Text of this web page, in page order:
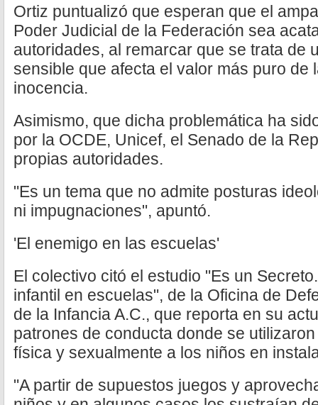
Ortiz puntualizó que esperan que el
Poder Judicial de la Federación sea
autoridades, al remarcar que se trata de
sensible que afecta el valor más puro de
inocencia.
Asimismo, que dicha problemática ha
por la OCDE, Unicef, el Senado de la
propias autoridades.
"Es un tema que no admite posturas
ni impugnaciones", apuntó.
'El enemigo en las escuelas'
El colectivo citó el estudio "Es un
infantil en escuelas", de la Oficina de
de la Infancia A.C., que reporta en su
patrones de conducta donde se
física y sexualmente a los niños en
"A partir de supuestos juegos y